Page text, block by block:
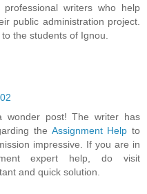
writers who help
public administration project.
the students of Ignou.
wonder post! The writer has
the Assignment Help to
impressive. If you are in
expert help, do visit
and quick solution.